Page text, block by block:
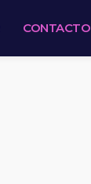
CONTACTO